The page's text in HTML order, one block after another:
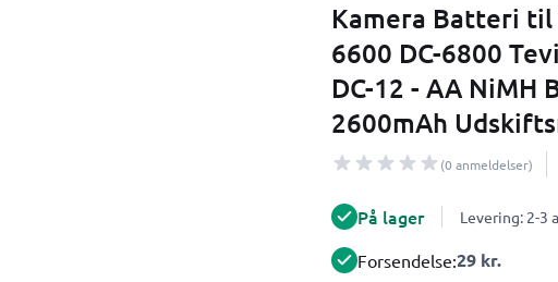
Kamera Batteri til
6600 DC-6800
DC-12 - AA NiMH
2600mAh
(0 anmeldelser)
På lager Levering: 2-3
Forsendelse:29 kr.